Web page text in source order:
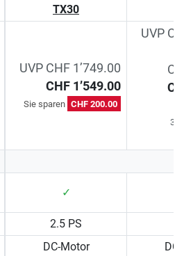
TX30
UVP CHF 1’749.00
CHF 1’549.00
Sie sparen CHF 200.00
UVP
✓
2.5 PS
DC-Motor